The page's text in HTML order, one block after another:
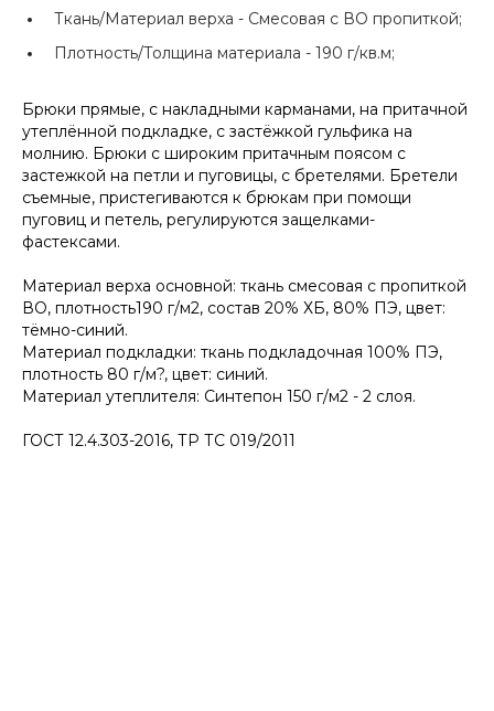
Ткань/Материал верха - Смесовая с ВО пропиткой;
Плотность/Толщина материала - 190 г/кв.м;
Брюки прямые, с накладными карманами, на притачной
утеплённой подкладке, с застёжкой гульфика на
молнию. Брюки с широким притачным поясом с
застежкой на петли и пуговицы, с бретелями. Бретели
съемные, пристегиваются к брюкам при помощи
пуговиц и петель, регулируются защелками-
фастексами.
Материал верха основной: ткань смесовая с пропиткой
ВО, плотность190 г/м2, состав 20% ХБ, 80% ПЭ, цвет:
тёмно-синий.
Материал подкладки: ткань подкладочная 100% ПЭ,
плотность 80 г/м?, цвет: синий.
Материал утеплителя: Синтепон 150 г/м2 - 2 слоя.
ГОСТ 12.4.303-2016, ТР ТС 019/2011